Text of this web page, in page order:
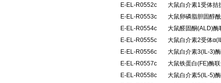
E-EL-R0552c
大鼠白介素1受体拮
E-EL-R0553c
大鼠卵磷脂胆固醇
E-EL-R0554c
大鼠醛固酮(ALD)
E-EL-R0555c
大鼠白介素2受体
E-EL-R0556c
大鼠白介素3(IL-3)
E-EL-R0557c
大鼠铁蛋白(FE)酶
E-EL-R0558c
大鼠白介素5(IL-5)